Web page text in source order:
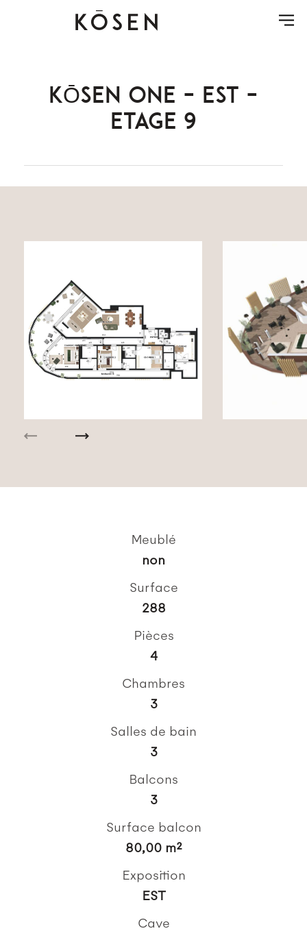
KŌSEN ONE – EST –
ETAGE 9
Meublé
non
Surface
288
Pièces
4
Chambres
3
Salles de bain
3
Balcons
3
Surface balcon
80,00 m²
Exposition
EST
Cave